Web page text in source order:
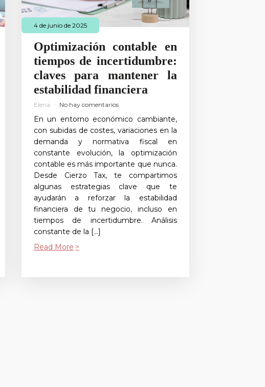
4 de junio de 2025
Optimización contable en
tiempos de incertidumbre:
claves para mantener la
estabilidad financiera
Elena No hay comentarios
En un entorno económico cambiante,
con subidas de costes, variaciones en la
demanda y normativa fiscal en
constante evolución, la optimización
contable es más importante que nunca.
Desde Cierzo Tax, te compartimos
algunas estrategias clave que te
ayudarán a reforzar la estabilidad
financiera de tu negocio, incluso en
tiempos de incertidumbre. Análisis
constante de la […]
Read More